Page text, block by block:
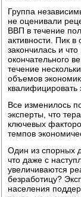
Группа
не оценивали
ВВП в течение
активности. Пик
закончилась и
окончательного
течение
объемов
квалифицировать
Все изменилось
эксперты, что
ключевых
темпов
Один из спорных
что даже с
увеличиваются
безработицу?
населения